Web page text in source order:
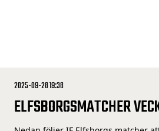
2025-09-28 19:38
ELFSBORGSMATCHER